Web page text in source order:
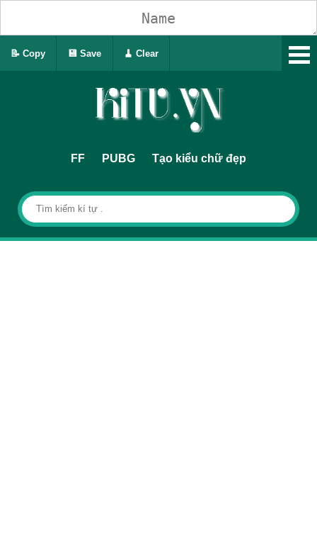
FF PUBG Tạo kiểu chữ đẹp
📝 Copy 💾 Save 🧹 Clear